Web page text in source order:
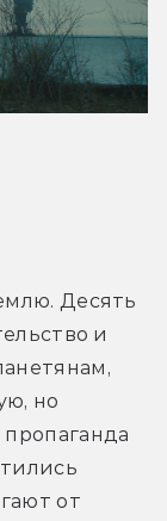
Десять
и
но
от